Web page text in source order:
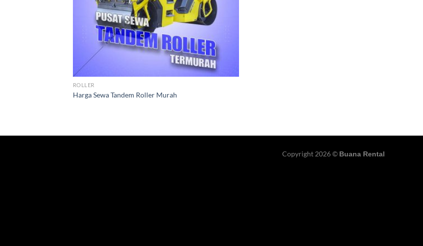
ROLLER
Harga Sewa Tandem Roller Murah
Copyright 2026 © Buana Rental